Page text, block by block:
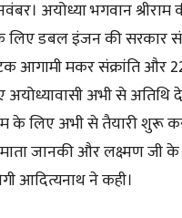
अयोध्या भगवान
डबल इंजन की सरकार
आगामी मकर संक्रांति
अभी से
के लिए अभी से तैयारी शुरू
माता जानकी और लक्ष्मण
आदित्यनाथ ने कही।